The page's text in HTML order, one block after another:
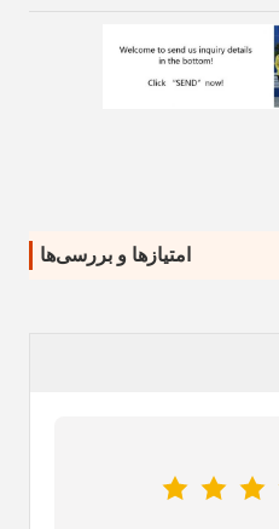
امتیازها و بررسی‌ها